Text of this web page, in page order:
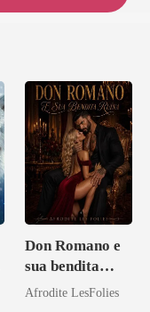
Don Romano e
sua bendita
ruína
Afrodite LesFolies